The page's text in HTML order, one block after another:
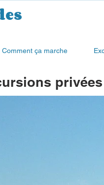
Comment ça marche